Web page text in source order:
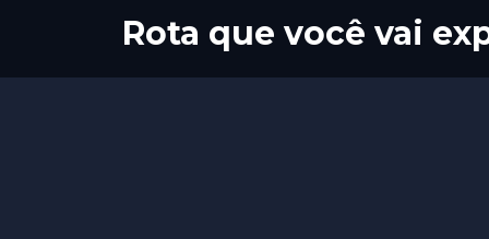
Rota que você vai